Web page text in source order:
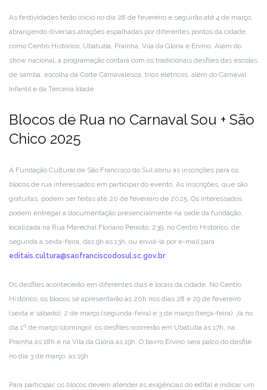
As festividades terão início no dia 28 de fevereiro e seguirão até 4 de março,
abrangendo diversas atrações espalhadas por diferentes pontos da cidade,
como Centro Histórico, Ubatuba, Prainha, Vila da Glória e Ervino. Além do
show nacional, a programação contará com os tradicionais desfiles das escolas
de samba, escolha da Corte Carnavalesca, trios elétricos, além do Carnaval
Infantil e da Terceira Idade.
Blocos de Rua no Carnaval Sou + São
Chico 2025
A Fundação Cultural de São Francisco do Sul abriu as inscrições para os
blocos de rua interessados em participar do evento. As inscrições, que são
gratuitas, podem ser feitas até 20 de fevereiro de 2025. Os interessados
podem entregar a documentação presencialmente na sede da fundação,
localizada na Rua Marechal Floriano Peixoto, 239, no Centro Histórico, de
segunda a sexta-feira, das 9h às 13h, ou enviá-la por e-mail para
editais.cultura@saofranciscodosul.sc.gov.br.
Os desfiles acontecerão em diferentes dias e locais da cidade. No Centro
Histórico, os blocos se apresentarão às 20h nos dias 28 e 29 de fevereiro
(sexta e sábado), 2 de março (segunda-feira) e 3 de março (terça-feira). Já no
dia 1º de março (domingo), os desfiles ocorrerão em Ubatuba às 17h, na
Prainha às 18h e na Vila da Glória às 19h. O bairro Ervino será palco do desfile
no dia 3 de março, às 19h.
Para participar, os blocos devem atender às exigências do edital e indicar um